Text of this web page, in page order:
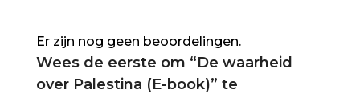
Er zijn nog geen beoordelingen.
Wees de eerste om “De waarheid
over Palestina (E-book)” te